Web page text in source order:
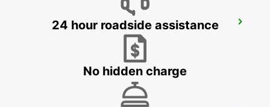
AUBAGNE24 hour roadside assistance
No hidden charge